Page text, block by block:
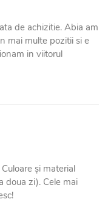
de achizitie. Abia am
mai multe pozitii si e
in viitorul
și material
doua zi). Cele mai